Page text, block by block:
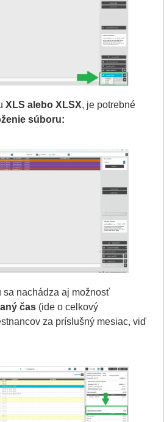
XLS alebo XLSX, je potrebné
súboru:
sa nachádza aj možnosť
čas (ide o celkový
za príslušný mesiac, viď